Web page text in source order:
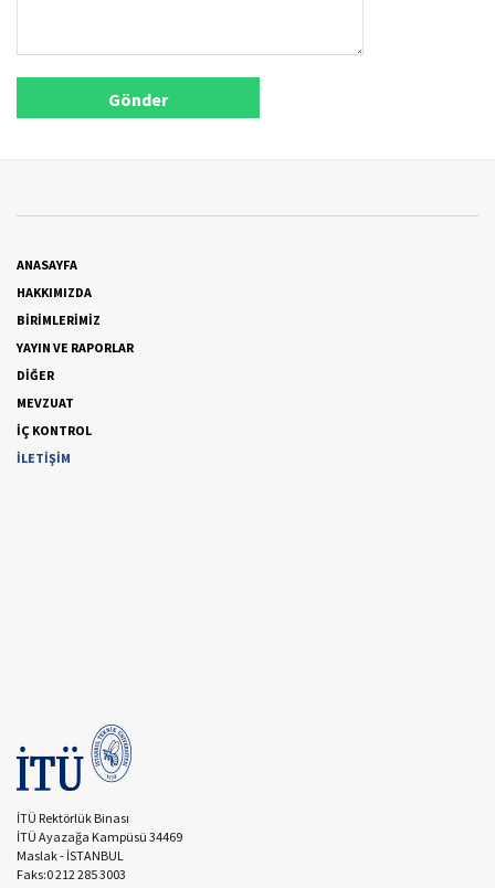
ANASAYFA
HAKKIMIZDA
BİRİMLERİMİZ
YAYIN VE RAPORLAR
DİĞER
MEVZUAT
İÇ KONTROL
İLETİŞİM
İTÜ Rektörlük Binası
İTÜ Ayazağa Kampüsü 34469
Maslak - İSTANBUL
Faks:0 212 285 3003